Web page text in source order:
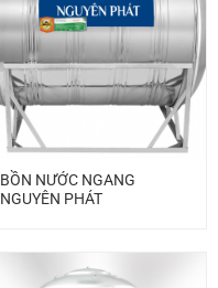
BỒN NƯỚC NGANG
NGUYÊN PHÁT